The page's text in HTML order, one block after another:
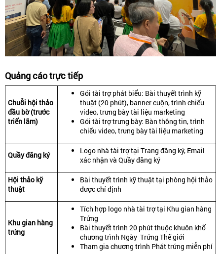
Quảng cáo trực tiếp
Chuỗi hội thảo
đầu bờ (trước
triển lãm)
Gói tài trợ phát biểu: Bài thuyết trình kỹ
thuật (20 phút), banner cuộn, trình chiếu
video, trưng bày tài liệu marketing
Gói tài trợ trưng bày: Bàn thông tin, trình
chiếu video, trưng bày tài liệu marketing
Quầy đăng ký
Logo nhà tài trợ tại Trang đăng ký, Email
xác nhận và Quầy đăng ký
Hội thảo kỹ
thuật
Bài thuyết trình kỹ thuật tại phòng hội thảo
được chỉ định
Khu gian hàng
trứng
Tích hợp logo nhà tài trợ tại Khu gian hàng
Trứng
Bài thuyết trình 20 phút thuộc khuôn khổ
chương trình Ngày Trứng Thế giới
Tham gia chương trình Phát trứng miễn phí